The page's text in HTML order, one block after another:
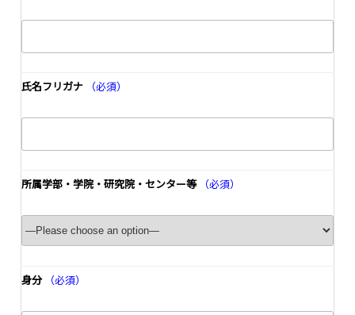
氏名フリガナ （必須）
所属学部・学院・研究院・センター等 （必須）
身分 （必須）